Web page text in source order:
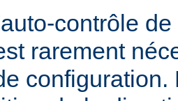
contrôle
rarement
configuration.